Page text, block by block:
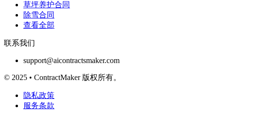
草坪养护合同
除雪合同
查看全部
联系我们
support@aicontractsmaker.com
© 2025 • ContractMaker 版权所有。
隐私政策
服务条款